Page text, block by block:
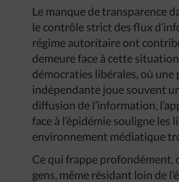
Le manque de transparence
le contrôle strict des flux
régime autoritaire ont
demeure face à cette
démocraties libérales, où une
indépendante joue souvent
diffusion de l’information,
face à l’épidémie souligne les
environnement médiatique
Ce qui frappe profondément,
gens, même résidant loin de